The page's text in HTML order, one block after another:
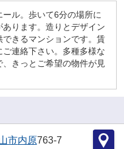
ル。歩いて6分の場所に
ります。造りとデザイン
きるマンションです。賃
連絡下さい。多種多様な
きっとご希望の物件が見
市内原763-7